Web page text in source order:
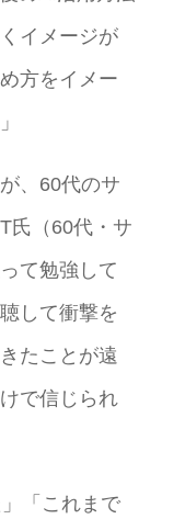
イメージが
方をイメー
、60代のサ
氏（60代・サ
て勉強して
して衝撃を
たことが遠
で信じられ
「これまで